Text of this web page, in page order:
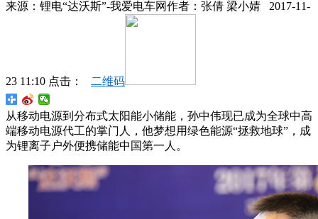
来源： 锂电“达沃斯”-我爱电车网作者： 张倩 梁小婧 2017-11-
23 11:10 点击： 二维码
从移动电源到分布式太阳能小储能，孙中伟现已成为全球中高
端移动电源代工的掌门人，他梦想用绿色能源“拯救地球”，成
为锂离子户外便携储能中国第一人。